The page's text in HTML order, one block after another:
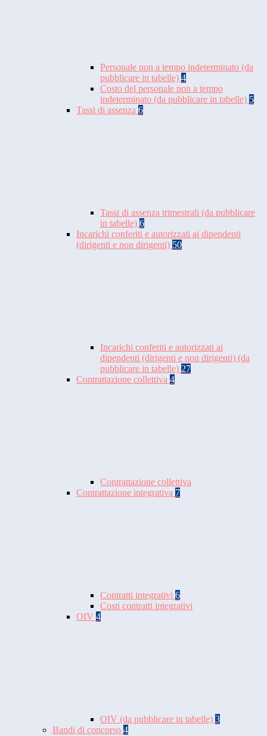
Personale non a tempo indeterminato (da
pubblicare in tabelle) 4
Costo del personale non a tempo
indeterminato (da pubblicare in tabelle) 5
Tassi di assenza 6
Tassi di assenza trimestrali (da pubblicare
in tabelle) 6
Incarichi conferiti e autorizzati ai dipendenti
(dirigenti e non dirigenti) 50
Incarichi conferiti e autorizzati ai
dipendenti (dirigenti e non dirigenti) (da
pubblicare in tabelle) 27
Contrattazione collettiva 4
Contrattazione collettiva
Contrattazione integrativa 7
Contratti integrativi 6
Costi contratti integrativi
OIV 4
OIV (da pubblicare in tabelle) 3
Bandi di concorso 4